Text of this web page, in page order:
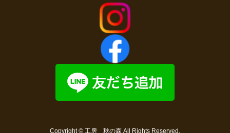
Copyright © 工房 秋の森 All Rights Reserved.